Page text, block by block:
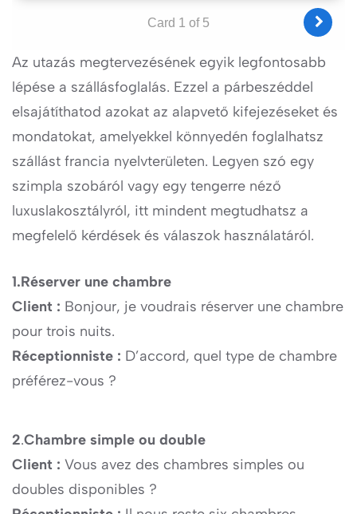
Az utazás megtervezésének egyik legfontosabb
lépése a szállásfoglalás. Ezzel a párbeszéddel
elsajátíthatod azokat az alapvető kifejezéseket és
mondatokat, amelyekkel könnyedén foglalhatsz
szállást francia nyelvterületen. Legyen szó egy
szimpla szobáról vagy egy tengerre néző
luxuslakosztályról, itt mindent megtudhatsz a
megfelelő kérdések és válaszok használatáról.
1.Réserver une chambre
Client : Bonjour, je voudrais réserver une chambre
pour trois nuits.
Réceptionniste : D’accord, quel type de chambre
préférez-vous ?
2.Chambre simple ou double
Client : Vous avez des chambres simples ou
doubles disponibles ?